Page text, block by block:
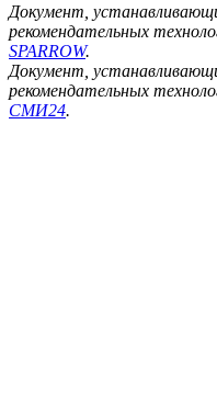
Документ,
рекомендательных
SPARROW.
Документ,
рекомендательных
СМИ24.